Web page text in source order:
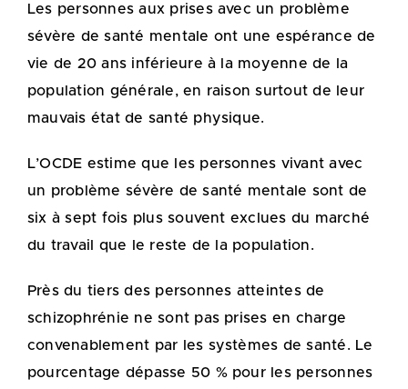
Les personnes aux prises avec un problème
sévère de santé mentale ont une espérance de
vie de 20 ans inférieure à la moyenne de la
population générale, en raison surtout de leur
mauvais état de santé physique.
L’OCDE estime que les personnes vivant avec
un problème sévère de santé mentale sont de
six à sept fois plus souvent exclues du marché
du travail que le reste de la population.
Près du tiers des personnes atteintes de
schizophrénie ne sont pas prises en charge
convenablement par les systèmes de santé. Le
pourcentage dépasse 50 % pour les personnes